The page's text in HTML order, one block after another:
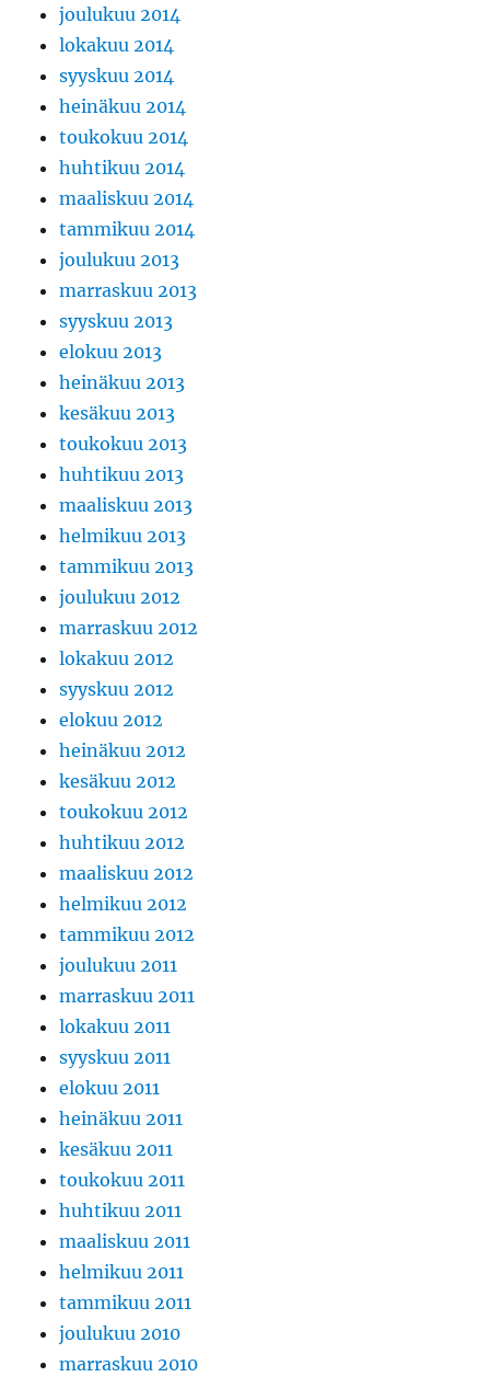
joulukuu 2014
lokakuu 2014
syyskuu 2014
heinäkuu 2014
toukokuu 2014
huhtikuu 2014
maaliskuu 2014
tammikuu 2014
joulukuu 2013
marraskuu 2013
syyskuu 2013
elokuu 2013
heinäkuu 2013
kesäkuu 2013
toukokuu 2013
huhtikuu 2013
maaliskuu 2013
helmikuu 2013
tammikuu 2013
joulukuu 2012
marraskuu 2012
lokakuu 2012
syyskuu 2012
elokuu 2012
heinäkuu 2012
kesäkuu 2012
toukokuu 2012
huhtikuu 2012
maaliskuu 2012
helmikuu 2012
tammikuu 2012
joulukuu 2011
marraskuu 2011
lokakuu 2011
syyskuu 2011
elokuu 2011
heinäkuu 2011
kesäkuu 2011
toukokuu 2011
huhtikuu 2011
maaliskuu 2011
helmikuu 2011
tammikuu 2011
joulukuu 2010
marraskuu 2010